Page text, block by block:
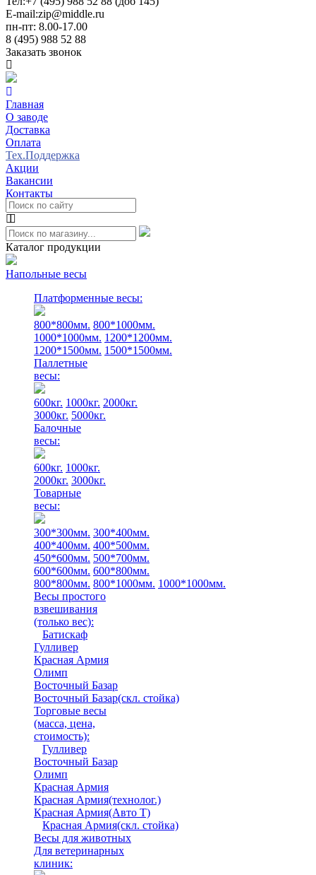
E-mail:zip@middle.ru
пн-пт: 8.00-17.00
8 (495) 988 52 88
Заказать звонок
Главная
О заводе
Доставка
Оплата
Тех.Поддержка
Акции
Вакансии
Контакты
Каталог продукции
Напольные весы
Платформенные весы:
800*800мм. 800*1000мм.
1000*1000мм. 1200*1200мм.
1200*1500мм. 1500*1500мм.
Паллетные
весы:
600кг. 1000кг. 2000кг.
3000кг. 5000кг.
Балочные
весы:
600кг. 1000кг.
2000кг. 3000кг.
Товарные
весы:
300*300мм. 300*400мм.
400*400мм. 400*500мм.
450*600мм. 500*700мм.
600*600мм. 600*800мм.
800*800мм. 800*1000мм. 1000*1000мм.
Весы простого
взвешивания
(только вес):
Батискаф
Гулливер
Красная Армия
Олимп
Восточный Базар
Восточный Базар(скл. стойка)
Торговые весы
(масса, цена,
стоимость):
Гулливер
Восточный Базар
Олимп
Красная Армия
Красная Армия(технолог.)
Красная Армия(Авто Т)
Красная Армия(скл. стойка)
Весы для животных
Для ветеринарных
клиник: